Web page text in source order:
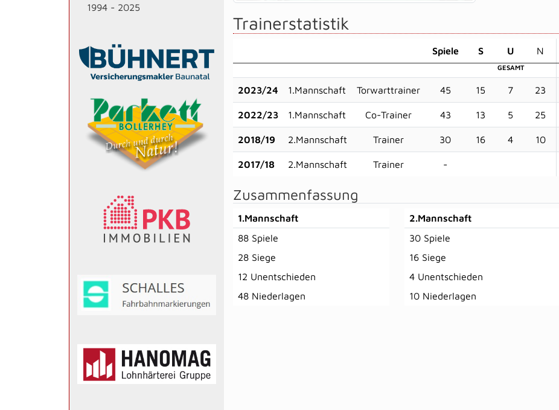
1994 - 2025
Trainerstatistik
Spiele S U N
GESAMT
2023/24 1.Mannschaft Torwarttrainer 45 15 7 23
2022/23 1.Mannschaft Co-Trainer 43 13 5 25
2018/19 2.Mannschaft Trainer 30 16 4 10
2017/18 2.Mannschaft Trainer -
Zusammenfassung
1.Mannschaft
88 Spiele
28 Siege
12 Unentschieden
48 Niederlagen
2.Mannschaft
30 Spiele
16 Siege
4 Unentschieden
10 Niederlagen